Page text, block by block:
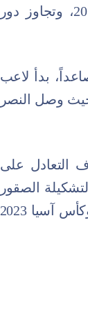
في مساعدة النصر في تحقيق لقب الدوري السعودي 2018- 2019، وتجاوز دور
بدأ لاعب
وصل النصر
التعادل على
الصقور
الخضر في التصفيات الأخيرة المؤهلة لكأس العالم 2022 في قطر وكأس آسيا 2023